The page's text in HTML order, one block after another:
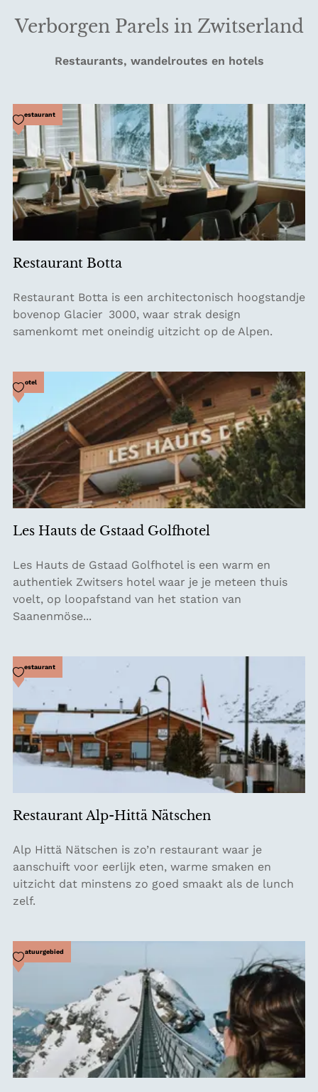
Verborgen Parels in Zwitserland
Restaurants, wandelroutes en hotels
Restaurant Botta
R
e
s
u
r
n
t
B
o
t
a
Restaurant
Voeg toe als favoriet
Restaurant Botta is een architectonisch hoogstandje
bovenop Glacier 3000, waar strak design
samenkomt met oneindig uitzicht op de Alpen.
Les Hauts de Gstaad Golfhotel
L
e
s
H
t
s
e
G
s
d
o
l
f
h
t
e
Hotel
Voeg toe als favoriet
Les Hauts de Gstaad Golfhotel is een warm en
authentiek Zwitsers hotel waar je je meteen thuis
voelt, op loopafstand van het station van
Saanenmöse...
Restaurant Alp-Hittä Nätschen
R
e
s
t
r
a
A
l
p
-
Restaurant
Voeg toe als favoriet
Alp Hittä Nätschen is zo’n restaurant waar je
aanschuift voor eerlijk eten, warme smaken en
uitzicht dat minstens zo goed smaakt als de lunch
zelf.
Natuurgebied
Voeg toe als favoriet